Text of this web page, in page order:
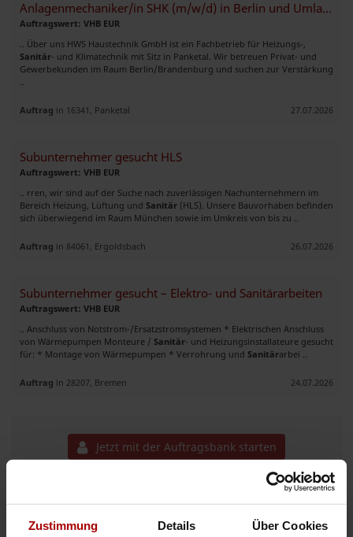
Zustimmung Details Über Cookies
Anlagenmechaniker/in SHK (m/w/d) in Berlin und Umland
Auftragswert: VHB EUR
.. Über uns HWS Haustechnik GmbH ist ein Fachbetrieb für Heizungs-,
Sanitär- und Klimatechnik mit Sitz in Panketal. Wir betreuen Privat- und
Gewerbekunden im Raum Berlin/Brandenburg und suchen zur Verstärkung
Auftrag in 16341, Panketal 27.07.2026
Subunternehmer gesucht HLS
Auftragswert: VHB EUR
.. rren, wir sind auf der Suche nach zuverlässigen Nachunternehmern im
Bereich Heizung, Lüftung und Sanitär (HLS). Unsere Bauvorhaben befinden
sich überwiegend im Raum München sowie im Umkreis von bis zu ..
Auftrag in 84061, Ergoldsbach 26.07.2026
Subunternehmer gesucht – Elektro- und Sanitärarbeiten
Auftragswert: VHB EUR
.. Anschluss von Notstrom-/Ersatzstromsystemen * Elektrischen Anschluss
von Wärmepumpen Monteure / Sanitär- und Heizungsinstallateure gesucht
für: * Montage von Wärmepumpen * Verrohrung und Sanitärarbei ..
Auftrag in 28207, Bremen 24.07.2026
Jetzt mit der Auftragsbank starten
SANITAR MONTEURE AB 17.08.2026